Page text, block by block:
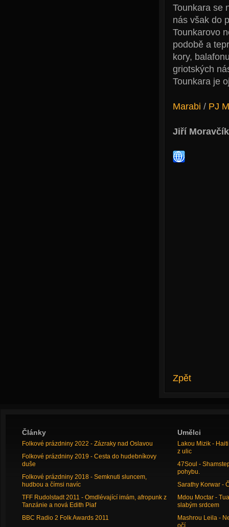
Tounkara se
nás však do
Tounkarovo
podobě a
kory,
griotských
Tounkara je
Marabi / PJ
Jiří Moravčík
Zpět
Články
Folkové prázdniny 2022 - Zázraky nad Oslavou
Folkové prázdniny 2019 - Cesta do hudebníkovy
duše
Folkové prázdniny 2018 - Semknuti sluncem,
hudbou a čímsi navíc
TFF Rudolstadt 2011 - Omdlévající imám, afropunk z
Tanzánie a nová Edith Piaf
BBC Radio 2 Folk Awards 2011
Umělci
Lakou Mizik -
z ulic
47Soul -
pohybu.
Sarathy Korwar -
Mdou Moctar -
slabým srdcem
Mashrou Leila -
očí